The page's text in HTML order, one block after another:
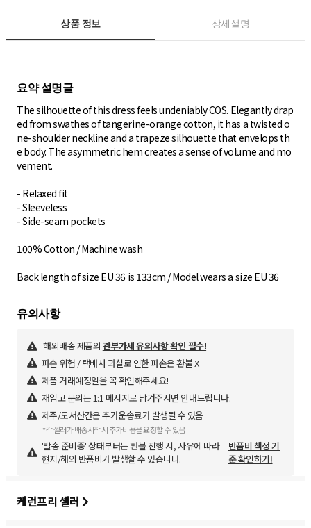
상품 정보 상세설명
요약 설명글
The silhouette of this dress feels undeniably COS. Elegantly drap
ed from swathes of tangerine-orange cotton, it has a twisted o
ne-shoulder neckline and a trapeze silhouette that envelops th
e body. The asymmetric hem creates a sense of volume and mo
vement.
- Relaxed fit
- Sleeveless
- Side-seam pockets
100% Cotton / Machine wash
Back length of size EU 36 is 133cm / Model wears a size EU 36
유의사항
해외배송 제품의 관부가세 유의사항 확인 필수!
파손 위험 / 택배사 과실로 인한 파손은 환불 X
제품 거래예정일을 꼭 확인해주세요!
재입고 문의는 1:1 메시지로 남겨주시면 안내드립니다.
제주/도서산간은 추가운송료가 발생될 수 있음
*각 셀러가 배송시작 시 추가비용을 요청할 수 있음
'발송 준비중' 상태부터는 환불 진행 시, 사유에 따라
현지/해외 반품비가 발생할 수 있습니다.
반품비 책정 기
준 확인하기!
케런프리 셀러